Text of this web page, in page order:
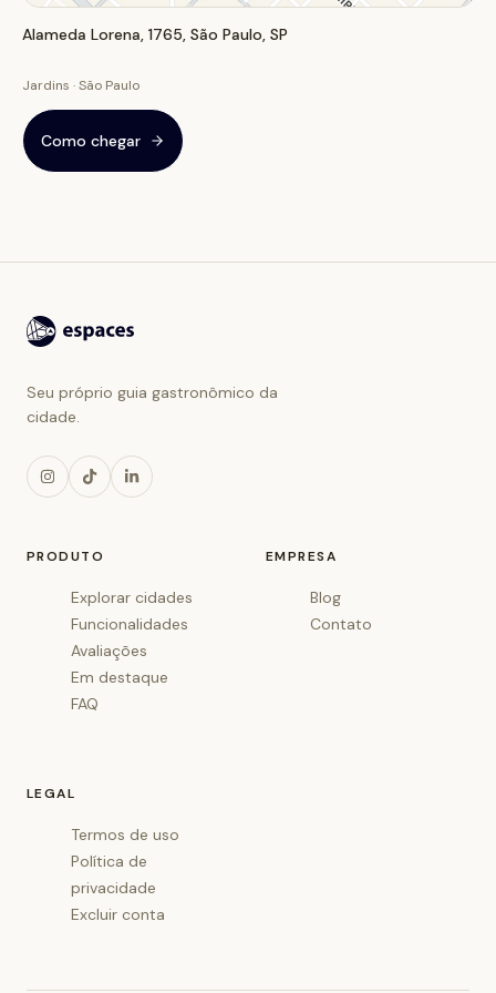
Alameda Lorena, 1765, São Paulo, SP
Jardins · São Paulo
Como chegar
Seu próprio guia gastronômico da
cidade.
PRODUTO
Explorar cidades
Funcionalidades
Avaliações
Em destaque
FAQ
EMPRESA
Blog
Contato
LEGAL
Termos de uso
Política de
privacidade
Excluir conta